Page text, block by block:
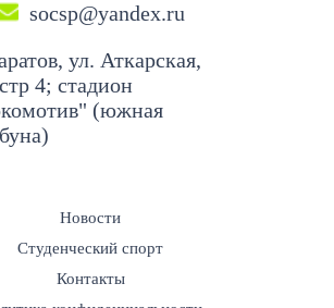
socsp@yandex.ru
ул. Аткарская,
4; стадион
(южная
Новости
Студенческий спорт
Контакты